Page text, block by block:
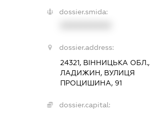
dossier.smida:
dossier.address:
24321, ВІННИЦЬКА ОБЛ.,
ЛАДИЖИН, ВУЛИЦЯ
ПРОЦИШИНА, 91
dossier.capital: